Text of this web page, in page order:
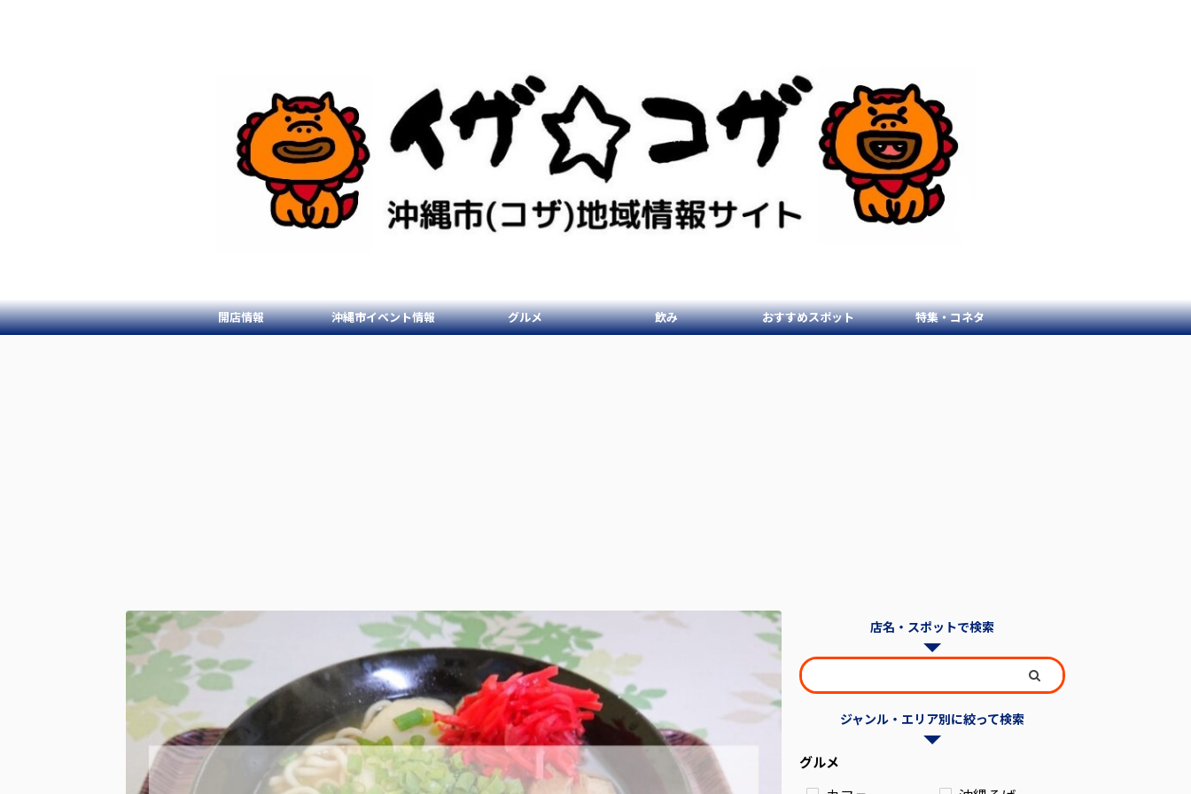
開店情報 沖縄市イベント情報 グルメ 飲み おすすめスポット 特集・コネタ
店名・スポットで検索
ジャンル・エリア別に絞って検索
グルメ